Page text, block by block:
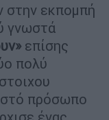
στην εκπομπή
γνωστά
επίσης
πολύ
πρόσωπο